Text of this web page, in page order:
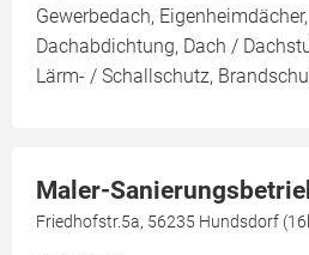
Gewerbedach,
Dachabdichtung, Dach /
Lärm- / Schallschutz,
Maler-
Friedhofstr.5a, 56235 Hundsdorf